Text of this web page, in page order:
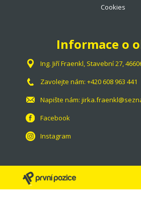
Cookies
Informace o
Ing. Jiří Fraenkl, Stavební 27,
Zavolejte nám: +420 608 963 441
Napište nám:
Facebook
Instagram